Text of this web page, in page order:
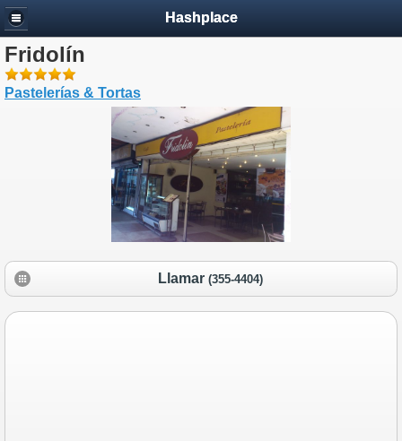
Hashplace
Fridolín
Pastelerías & Tortas
Llamar (355-4404)